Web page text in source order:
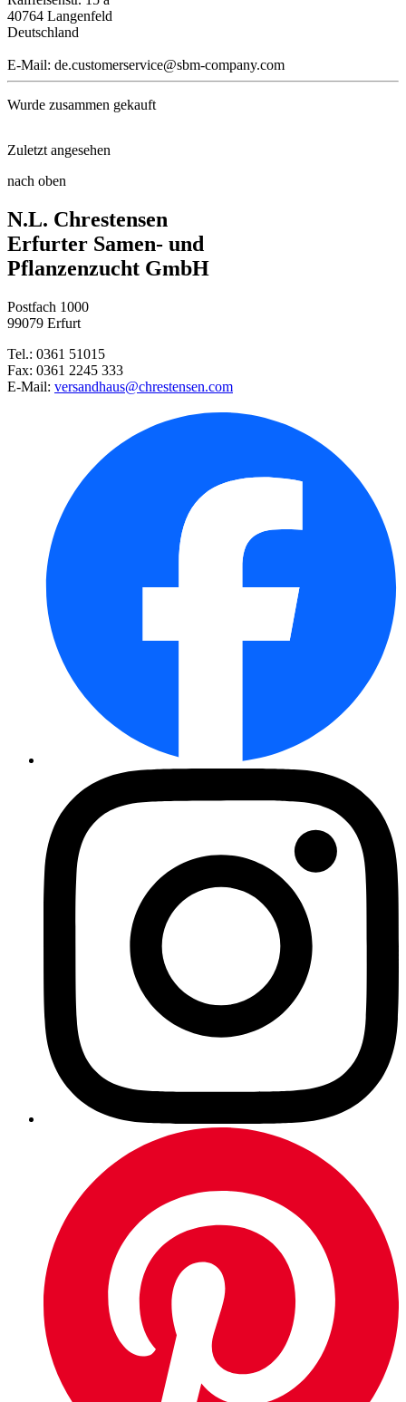
40764 Langenfeld
Deutschland
E-Mail: de.customerservice@sbm-company.com
Wurde zusammen gekauft
Blumenkohl Herbstriesen 2
Radies Cherry Belle
Knollensellerie Monarch
Porree Carentan 3
Pflücksalat Amerikanischer ...
Hokkaido-Kürbis Red Kuri
Zuckermelone Charentais
Gemüsepaprika Yolo Wonder
Zuletzt angesehen
Protect Garden Lizetan® Plus S ...
nach oben
N.L. Chrestensen
Erfurter Samen- und
Pflanzenzucht GmbH
Postfach 1000
99079 Erfurt
Tel.: 0361 51015
Fax: 0361 2245 333
E-Mail: versandhaus@chrestensen.com